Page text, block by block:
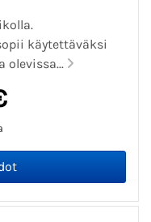
käytettäväksi
olevissa...